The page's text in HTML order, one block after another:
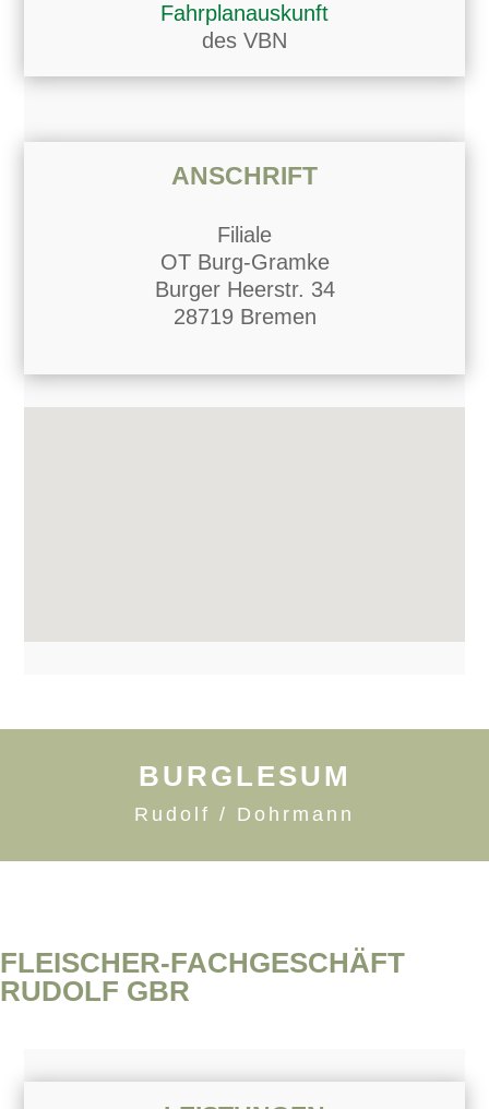
Fahrplanauskunft
des VBN
ANSCHRIFT
Filiale
OT Burg-Gramke
Burger Heerstr. 34
28719 Bremen
BURGLESUM
Rudolf / Dohrmann
FLEISCHER-FACHGESCHÄFT
RUDOLF GBR